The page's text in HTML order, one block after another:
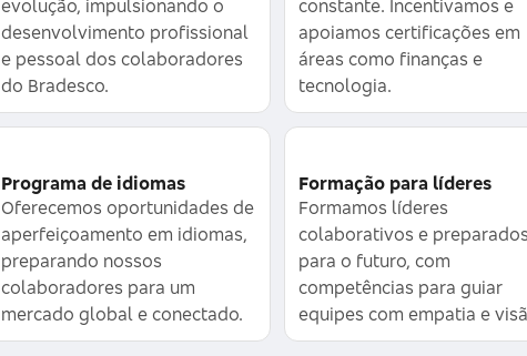
evolução, impulsionando o
desenvolvimento profissional
e pessoal dos colaboradores
do Bradesco.
constante. Incentivamos e
apoiamos certificações em
áreas como finanças e
tecnologia.
Programa de idiomas
Oferecemos oportunidades de
aperfeiçoamento em idiomas,
preparando nossos
colaboradores para um
mercado global e conectado.
Formação para líderes
Formamos líderes
colaborativos e preparados
para o futuro, com
competências para guiar
equipes com empatia e